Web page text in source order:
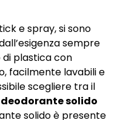
e spray, si sono
sempre
di plastica con
facilmente lavabili e
scegliere tra il
deodorante solido
solido è presente